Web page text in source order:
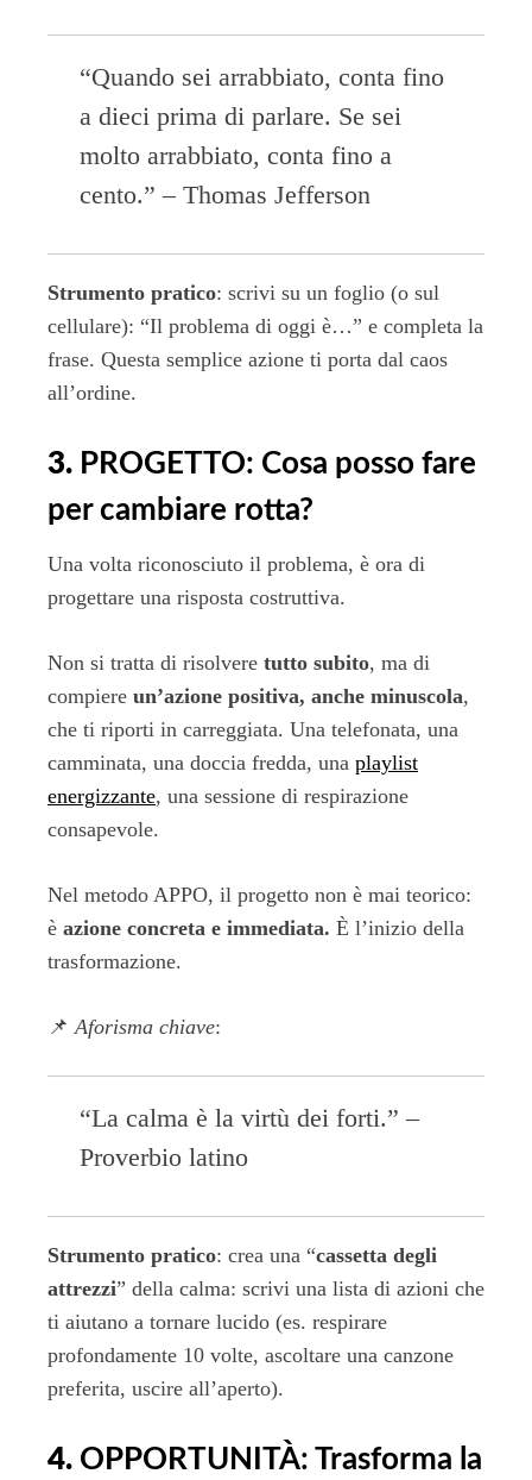
“Quando sei arrabbiato, conta fino
a dieci prima di parlare. Se sei
molto arrabbiato, conta fino a
cento.” – Thomas Jefferson
Strumento pratico: scrivi su un foglio (o sul
cellulare): “Il problema di oggi è…” e completa la
frase. Questa semplice azione ti porta dal caos
all’ordine.
3. PROGETTO: Cosa posso fare
per cambiare rotta?
Una volta riconosciuto il problema, è ora di
progettare una risposta costruttiva.
Non si tratta di risolvere tutto subito, ma di
compiere un’azione positiva, anche minuscola,
che ti riporti in carreggiata. Una telefonata, una
camminata, una doccia fredda, una playlist
energizzante, una sessione di respirazione
consapevole.
Nel metodo APPO, il progetto non è mai teorico:
è azione concreta e immediata. È l’inizio della
trasformazione.
📌 Aforisma chiave:
“La calma è la virtù dei forti.” –
Proverbio latino
Strumento pratico: crea una “cassetta degli
attrezzi” della calma: scrivi una lista di azioni che
ti aiutano a tornare lucido (es. respirare
profondamente 10 volte, ascoltare una canzone
preferita, uscire all’aperto).
4. OPPORTUNITÀ: Trasforma la